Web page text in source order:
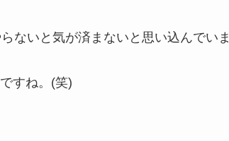
ないと気が済まないと思い込んでいま
ですね。(笑)